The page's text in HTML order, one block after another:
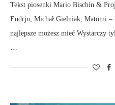
Tekst piosenki Mario Bischin &
Endrju, Michał Gielniak, Matomi
najlepsze możesz mieć Wystarczy